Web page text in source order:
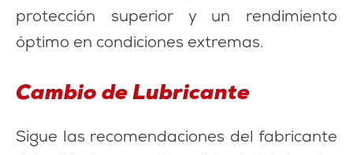
protección superior y un rendimiento
óptimo en condiciones extremas.
Cambio de Lubricante
Sigue las recomendaciones del fabricante